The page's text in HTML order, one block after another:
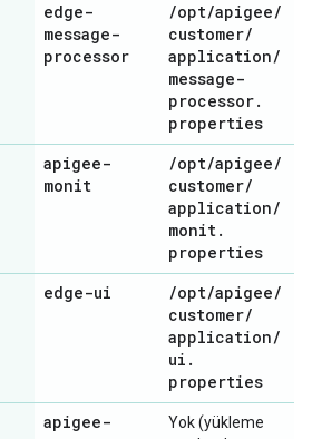
edge-
message-
processor
/opt/apigee/
customer/
application/
message-
processor.
properties
apigee-
monit
/opt/apigee/
customer/
application/
monit.
properties
edge-ui /opt/apigee/
customer/
application/
ui .
properties
apigee-
Yok (yükleme